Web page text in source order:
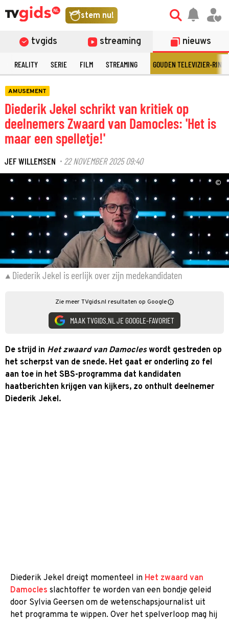
stem nu!
tvgids streaming nieuws
REALITY SERIE FILM STREAMING GOUDEN TELEVIZIER-RING
AMUSEMENT
Diederik Jekel schrikt van kritiek op
deelnemers Zwaard van Damocles: 'Het is
maar een spelletje!'
JEF WILLEMSEN · 22 NOVEMBER 2025 09:40
©
Diederik Jekel is eerlijk over zijn medekandidaten
Zie meer TVgids.nl resultaten op Google
MAAK TVGIDS.NL JE GOOGLE-FAVORIET
De strijd in Het zwaard van Damocleswordt gestreden op
het scherpst van de snede. Het gaat er onderling zo fel
aan toe in het SBS-programma dat kandidaten
haatberichten krijgen van kijkers, zo onthult deelnemer
Diederik Jekel.
Diederik Jekel dreigt momenteel in Het zwaard van
Damocles slachtoffer te worden van een bondje geleid
door Sylvia Geersen om de wetenschapsjournalist uit
het programma te wippen. Over het spelverloop mag hij